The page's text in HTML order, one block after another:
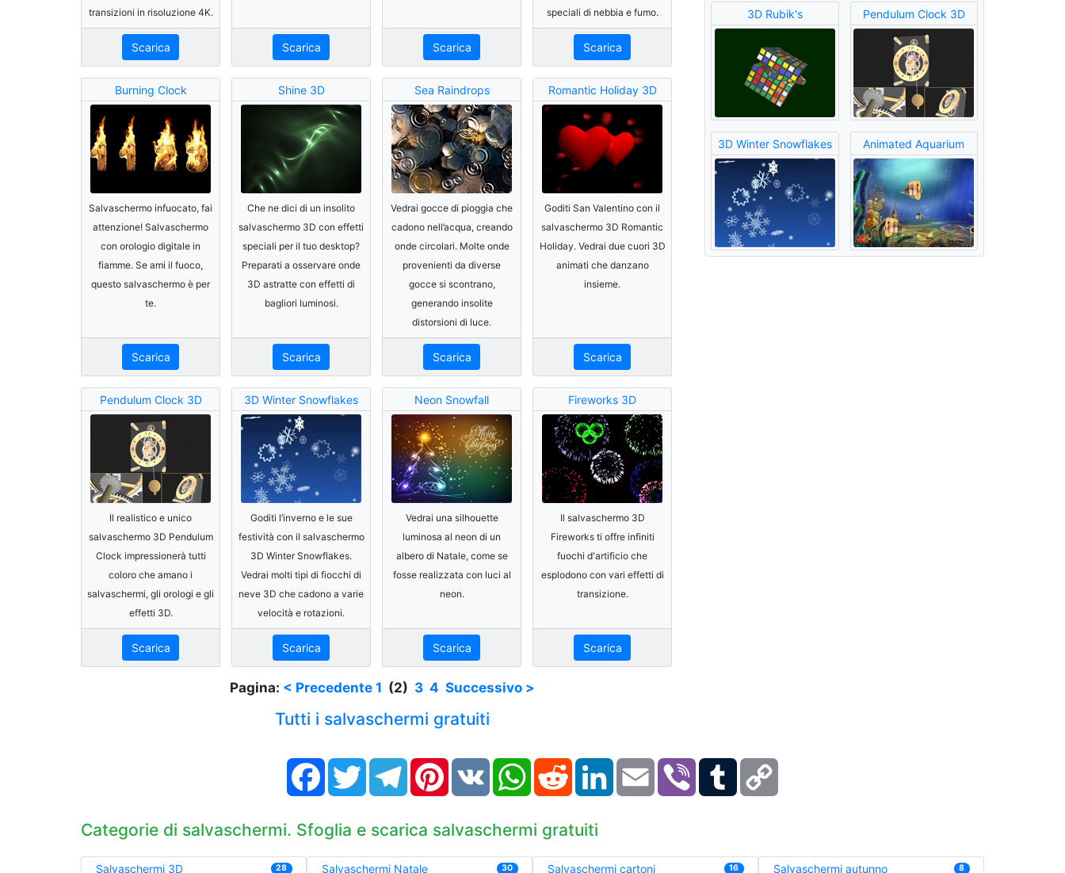
transizioni in risoluzione 4K.
Scarica Scarica Scarica
speciali di nebbia e fumo.
Scarica
Burning Clock
Salvaschermo infuocato, fai
attenzione! Salvaschermo
con orologio digitale in
fiamme. Se ami il fuoco,
questo salvaschermo è per
te.
Scarica
Shine 3D
Che ne dici di un insolito
salvaschermo 3D con effetti
speciali per il tuo desktop?
Preparati a osservare onde
3D astratte con effetti di
bagliori luminosi.
Scarica
Sea Raindrops
Vedrai gocce di pioggia che
cadono nell’acqua, creando
onde circolari. Molte onde
provenienti da diverse
gocce si scontrano,
generando insolite
distorsioni di luce.
Scarica
Romantic Holiday 3D
Goditi San Valentino con il
salvaschermo 3D Romantic
Holiday. Vedrai due cuori 3D
animati che danzano
insieme.
Scarica
Pendulum Clock 3D
Il realistico e unico
salvaschermo 3D Pendulum
Clock impressionerà tutti
coloro che amano i
salvaschermi, gli orologi e gli
effetti 3D.
Scarica
3D Winter Snowflakes
Goditi l’inverno e le sue
festività con il salvaschermo
3D Winter Snowflakes.
Vedrai molti tipi di fiocchi di
neve 3D che cadono a varie
velocità e rotazioni.
Scarica
Neon Snowfall
Vedrai una silhouette
luminosa al neon di un
albero di Natale, come se
fosse realizzata con luci al
neon.
Scarica
Fireworks 3D
Il salvaschermo 3D
Fireworks ti offre infiniti
fuochi d'artificio che
esplodono con vari effetti di
transizione.
Scarica
Pagina: < Precedente 1 (2) 3 4 Successivo >
Tutti i salvaschermi gratuiti
3D Rubik's Pendulum Clock 3D
3D Winter Snowflakes Animated Aquarium
FacebookTwitter TelegramPinterestVK WhatsAppReddit LinkedIn Email Viber Tumblr
Categorie di salvaschermi. Sfoglia e scarica salvaschermi gratuiti
Salvaschermi 3D 28 Salvaschermi Natale 30 Salvaschermi cartoni 16 Salvaschermi autunno 8